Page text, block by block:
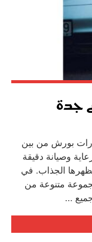
جدة
بورش من بين
وصيانة دقيقة
الجذاب. في
متنوعة من
...